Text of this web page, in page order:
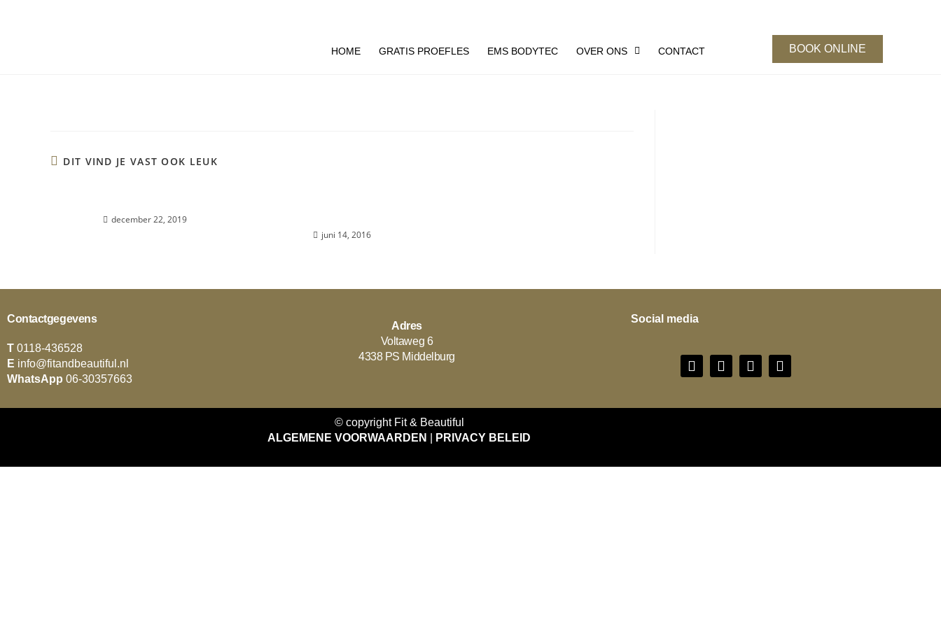
HOME GRATIS PROEFLES EMS BODYTEC OVER ONS CONTACT BOOK ONLINE
DIT VIND JE VAST OOK LEUK
december 22, 2019
juni 14, 2016
Contactgegevens
T 0118-436528
E info@fitandbeautiful.nl
WhatsApp 06-30357663
Adres
Voltaweg 6
4338 PS Middelburg
Social media
© copyright Fit & Beautiful
ALGEMENE VOORWAARDEN
PRIVACY BELEID